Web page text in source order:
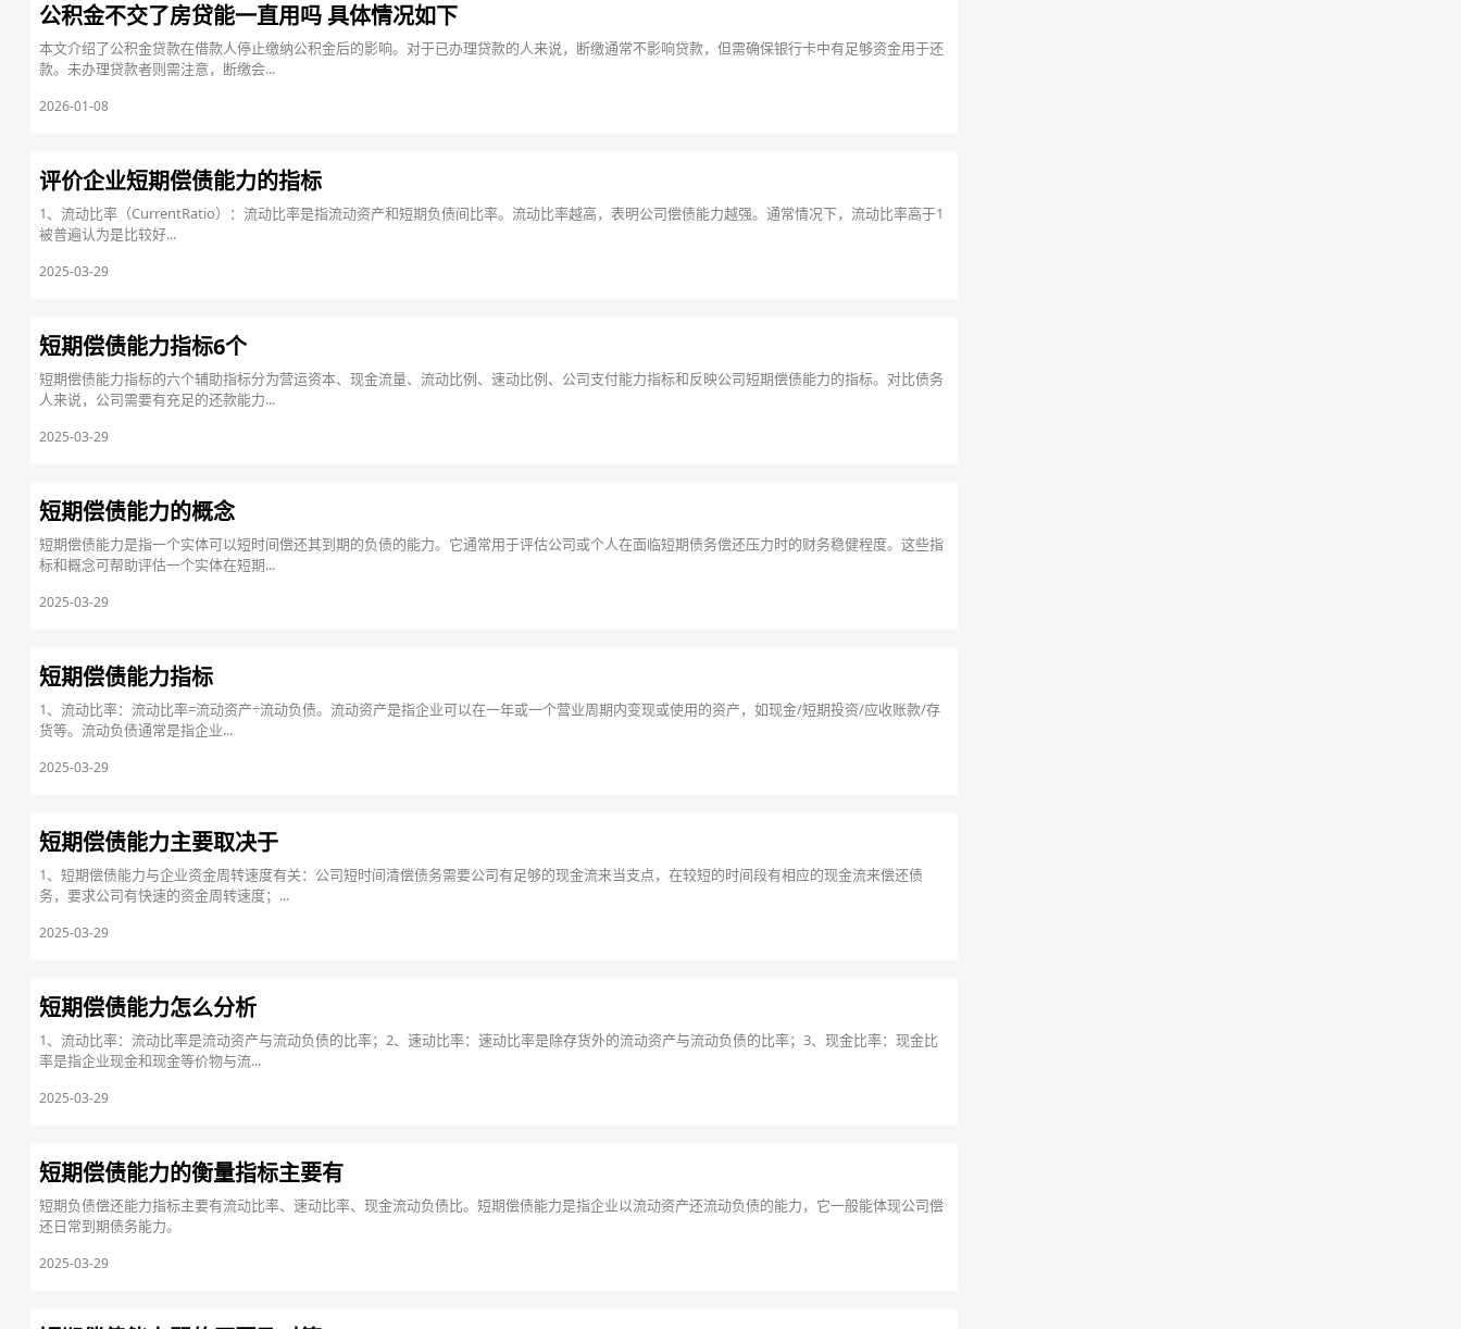
公积金不交了房贷能一直用吗 具体情况如下
本文介绍了公积金贷款在借款人停止缴纳公积金后的影响。对于已办理贷款的人来说，断缴通常不影响贷款，但需确保银行卡中有足够资金用于还
款。未办理贷款者则需注意，断缴会...
2026-01-08
评价企业短期偿债能力的指标
1、流动比率（CurrentRatio）：流动比率是指流动资产和短期负债间比率。流动比率越高，表明公司偿债能力越强。通常情况下，流动比率高于1
被普遍认为是比较好...
2025-03-29
短期偿债能力指标6个
短期偿债能力指标的六个辅助指标分为营运资本、现金流量、流动比例、速动比例、公司支付能力指标和反映公司短期偿债能力的指标。对比债务
人来说，公司需要有充足的还款能力...
2025-03-29
短期偿债能力的概念
短期偿债能力是指一个实体可以短时间偿还其到期的负债的能力。它通常用于评估公司或个人在面临短期债务偿还压力时的财务稳健程度。这些指
标和概念可帮助评估一个实体在短期...
2025-03-29
短期偿债能力指标
1、流动比率：流动比率=流动资产÷流动负债。流动资产是指企业可以在一年或一个营业周期内变现或使用的资产，如现金/短期投资/应收账款/存
货等。流动负债通常是指企业...
2025-03-29
短期偿债能力主要取决于
1、短期偿债能力与企业资金周转速度有关：公司短时间清偿债务需要公司有足够的现金流来当支点，在较短的时间段有相应的现金流来偿还债
务，要求公司有快速的资金周转速度；...
2025-03-29
短期偿债能力怎么分析
1、流动比率：流动比率是流动资产与流动负债的比率；2、速动比率：速动比率是除存货外的流动资产与流动负债的比率；3、现金比率：现金比
率是指企业现金和现金等价物与流...
2025-03-29
短期偿债能力的衡量指标主要有
短期负债偿还能力指标主要有流动比率、速动比率、现金流动负债比。短期偿债能力是指企业以流动资产还流动负债的能力，它一般能体现公司偿
还日常到期债务能力。
2025-03-29